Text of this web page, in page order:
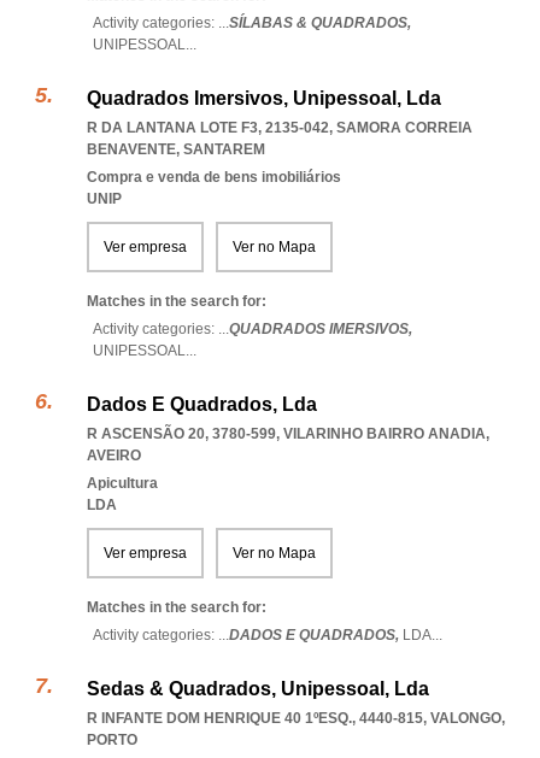
Activity categories: ...SÍLABAS & QUADRADOS,
UNIPESSOAL...
Quadrados Imersivos, Unipessoal, Lda
R DA LANTANA LOTE F3, 2135-042, SAMORA CORREIA
BENAVENTE, SANTAREM
Compra e venda de bens imobiliários
UNIP
Ver empresa Ver no Mapa
Matches in the search for:
Activity categories: ...QUADRADOS IMERSIVOS,
UNIPESSOAL...
Dados E Quadrados, Lda
R ASCENSÃO 20, 3780-599, VILARINHO BAIRRO ANADIA,
AVEIRO
Apicultura
LDA
Ver empresa Ver no Mapa
Matches in the search for:
Activity categories: ...DADOS E QUADRADOS, LDA...
Sedas & Quadrados, Unipessoal, Lda
R INFANTE DOM HENRIQUE 40 1ºESQ., 4440-815, VALONGO,
PORTO